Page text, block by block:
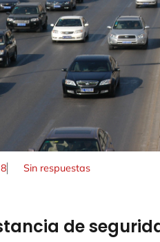
Sin respuestas
de